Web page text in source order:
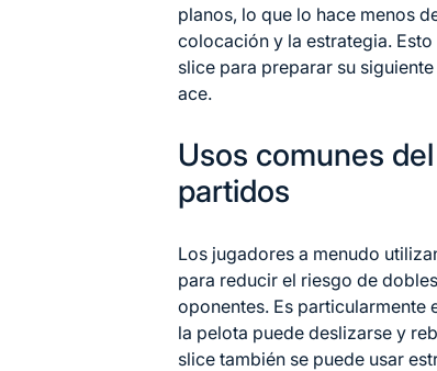
planos, lo que lo hace menos
colocación y la estrategia.
slice para preparar su
ace.
Usos comunes
partidos
Los jugadores a menudo
para reducir el riesgo de
oponentes. Es particularmente
la pelota puede deslizarse y
slice también se puede usar